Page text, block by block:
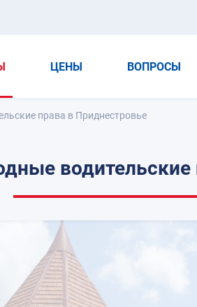
ЦЕНЫ ВОПРОСЫ
права в Приднестровье
водительские